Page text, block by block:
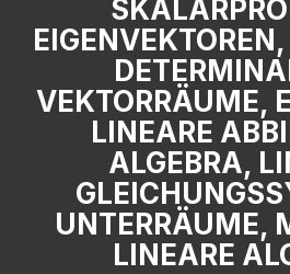
VEKTORRÄUME,
LINEARE
ALGEBRA,
UNTERRÄUME,
LINEARE